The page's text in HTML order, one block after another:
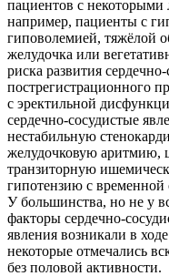
пациентов с
например, пациенты с
гиповолемией, тяжёлой
желудочка или
риска развития
пострегистрационного
с эректильной
сердечно-сосудистые
нестабильную
желудочковую аритмию,
транзиторную
гипотензию с
У большинства, но не у
факторы сердечно-
явления возникали в
некоторые отмечались
без половой активности.